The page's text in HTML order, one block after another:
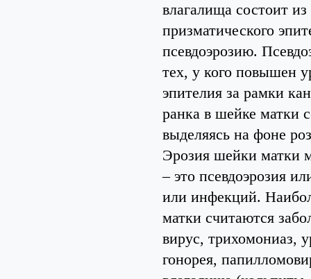
влагалища состоит
призматического
псевдоэрозию.
тех, у кого повышен
эпителия за рамки
ранка в шейке матки
выделяясь на фоне
Эрозия шейки матки
– это псевдоэрозия
или инфекций.
матки считаются
вирус, трихомониаз,
гонорея,